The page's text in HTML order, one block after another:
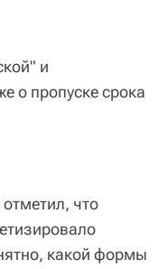
и
о пропуске срока
что
какой формы